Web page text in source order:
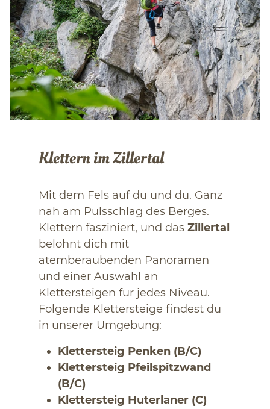
Klettern im Zillertal
Mit dem Fels auf du und du. Ganz
nah am Pulsschlag des Berges.
Klettern fasziniert, und das Zillertal
belohnt dich mit
atemberaubenden Panoramen
und einer Auswahl an
Klettersteigen für jedes Niveau.
Folgende Klettersteige findest du
in unserer Umgebung:
Klettersteig Penken (B/C)
Klettersteig Pfeilspitzwand
(B/C)
Klettersteig Huterlaner (C)